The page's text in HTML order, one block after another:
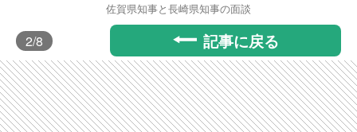
佐賀県知事と長崎県知事の面談
2/8 記事に戻る